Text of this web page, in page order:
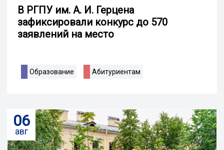
В РГПУ им. А. И. Герцена
зафиксировали конкурс до 570
заявлений на место
Образование Абитуриентам
06
авг